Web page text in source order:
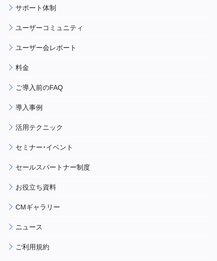
サポート体制
ユーザーコミュニティ
ユーザー会レポート
料金
ご導入前のFAQ
導入事例
活用テクニック
セミナー・イベント
セールスパートナー制度
お役立ち資料
CMギャラリー
ニュース
ご利用規約